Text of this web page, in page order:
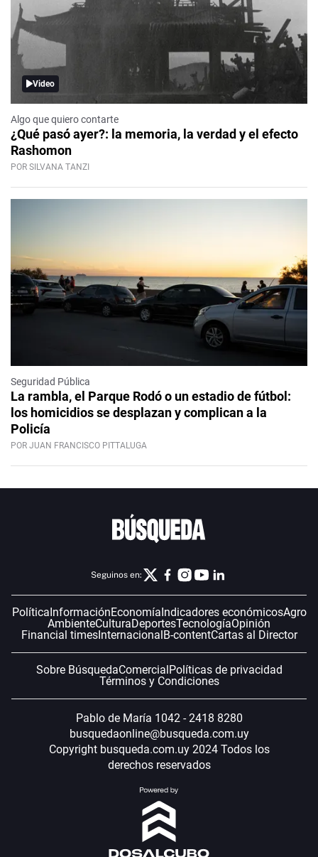
Video
Algo que quiero contarte
¿Qué pasó ayer?: la memoria, la verdad y el efecto
Rashomon
POR SILVANA TANZI
Seguridad Pública
La rambla, el Parque Rodó o un estadio de fútbol:
los homicidios se desplazan y complican a la
Policía
POR JUAN FRANCISCO PITTALUGA
Seguinos en:
PolíticaInformaciónEconomíaIndicadores económicosAgro
AmbienteCulturaDeportesTecnologíaOpinión
Financial timesInternacionalB-contentCartas al Director
Sobre BúsquedaComercialPolíticas de privacidad
Términos y Condiciones
Pablo de María 1042 - 2418 8280
busquedaonline@busqueda.com.uy
Copyright busqueda.com.uy 2024 Todos los
derechos reservados